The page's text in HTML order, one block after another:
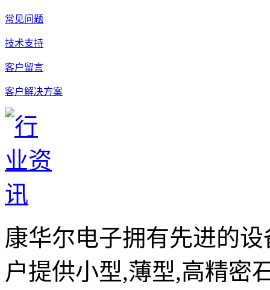
常见问题
技术支持
客户留言
客户解决方案
康华尔电子拥有先进的
户提供小型,薄型,高精密